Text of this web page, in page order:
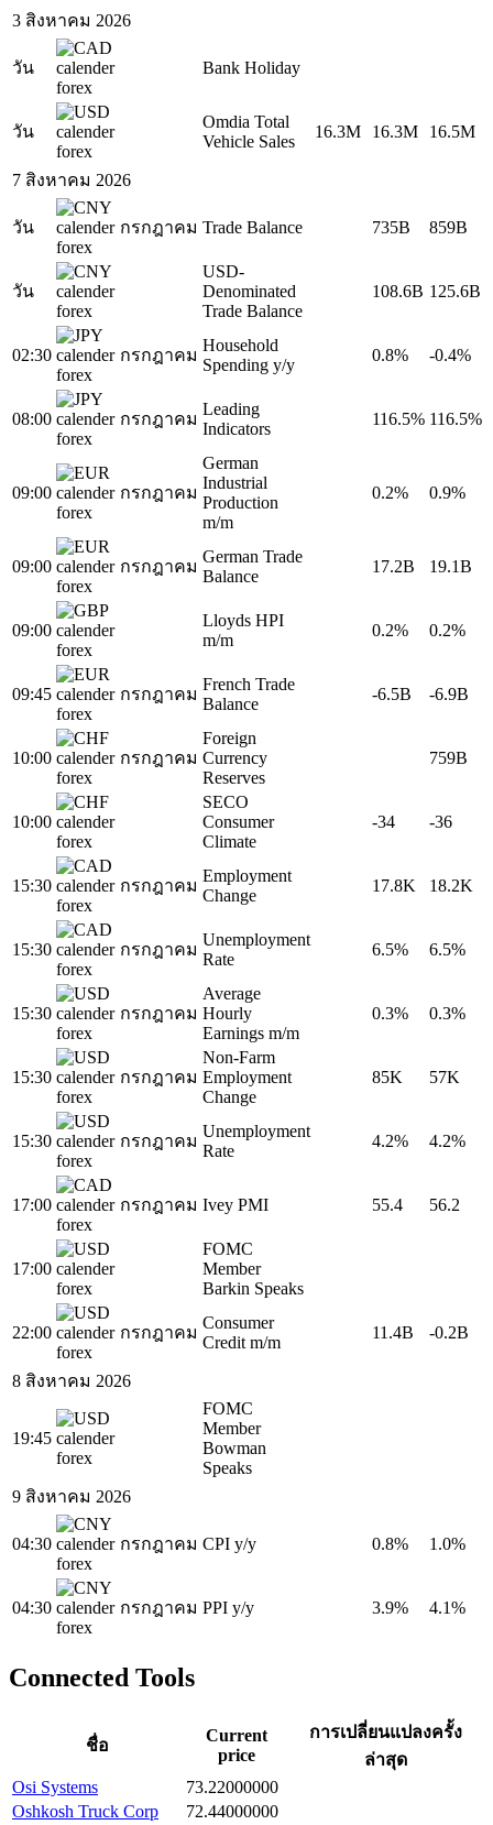
3 สิงหาคม 2026
วัน Bank Holiday
วัน
Omdia Total
Vehicle Sales
16.3M 16.3M 16.5M
7 สิงหาคม 2026
วัน กรกฎาคม Trade Balance 735B 859B
วัน
USD-
Denominated
Trade Balance
108.6B 125.6B
02:30 กรกฎาคม
Household
Spending y/y
0.8% -0.4%
08:00 กรกฎาคม
Leading
Indicators
116.5% 116.5%
09:00 กรกฎาคม
German
Industrial
Production
m/m
0.2% 0.9%
09:00 กรกฎาคม
German Trade
Balance
17.2B 19.1B
09:00
Lloyds HPI
m/m
0.2% 0.2%
09:45 กรกฎาคม
French Trade
Balance
-6.5B -6.9B
10:00 กรกฎาคม
Foreign
Currency
Reserves
759B
10:00
SECO
Consumer
Climate
-34 -36
15:30 กรกฎาคม
Employment
Change
17.8K 18.2K
15:30 กรกฎาคม
Unemployment
Rate
6.5% 6.5%
15:30 กรกฎาคม
Average
Hourly
Earnings m/m
0.3% 0.3%
15:30 กรกฎาคม
Non-Farm
Employment
Change
85K 57K
15:30 กรกฎาคม
Unemployment
Rate
4.2% 4.2%
17:00 กรกฎาคม Ivey PMI 55.4 56.2
17:00
FOMC
Member
Barkin Speaks
22:00 กรกฎาคม
Consumer
Credit m/m
11.4B -0.2B
8 สิงหาคม 2026
19:45
FOMC
Member
Bowman
Speaks
9 สิงหาคม 2026
04:30 กรกฎาคม CPI y/y 0.8% 1.0%
04:30 กรกฎาคม PPI y/y 3.9% 4.1%
Connected Tools
ชื่อ
Current
price
การเปลี่ยนแปลงครั้ง
ล่าสุด
Osi Systems
73.22000000
Oshkosh Truck Corp
72.44000000